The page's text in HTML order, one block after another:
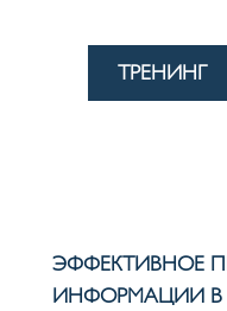
ТРЕНИНГ
ЭФФЕКТИВНОЕ
ИНФОРМАЦИИ